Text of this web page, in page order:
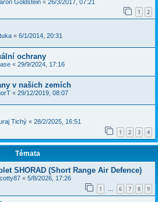
Goldstein « 26/3/2017, 07:21
1 2
« 6/1/2014, 20:31
ochrany
« 29/9/2024, 17:16
v našich zemích
« 29/12/2019, 08:07
Tichý « 28/2/2025, 16:51
1 2 3 4
Témata
SHORAD (Short Range Air Defence)
« 5/8/2026, 17:26
1 … 6 7 8 9